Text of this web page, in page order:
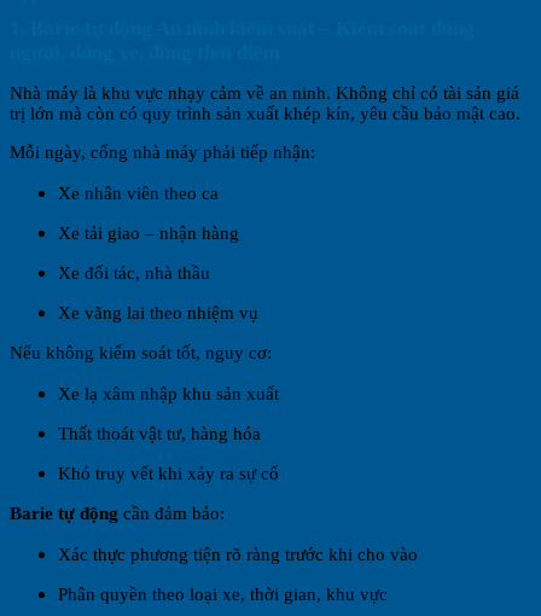
Nhà máy là khu vực nhạy cảm về an ninh. Không chỉ có tài sản giá
trị lớn mà còn có quy trình sản xuất khép kín, yêu cầu bảo mật cao.
Mỗi ngày, cổng nhà máy phải tiếp nhận:
Xe nhân viên theo ca
Xe tải giao – nhận hàng
Xe đối tác, nhà thầu
Xe vãng lai theo nhiệm vụ
Nếu không kiểm soát tốt, nguy cơ:
Xe lạ xâm nhập khu sản xuất
Thất thoát vật tư, hàng hóa
Khó truy vết khi xảy ra sự cố
Barie tự động cần đảm bảo:
Xác thực phương tiện rõ ràng trước khi cho vào
Phân quyền theo loại xe, thời gian, khu vực